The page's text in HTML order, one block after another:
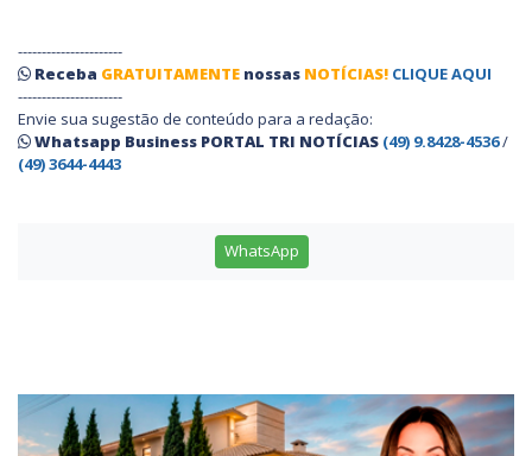
----------------------
Receba GRATUITAMENTE nossas NOTÍCIAS! CLIQUE AQUI
----------------------
Envie sua sugestão de conteúdo para a redação:
Whatsapp Business PORTAL TRI NOTÍCIAS (49) 9.8428-4536/
(49) 3644-4443
WhatsApp